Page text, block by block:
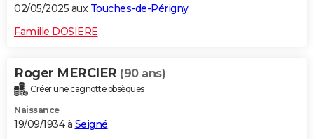
02/05/2025 aux Touches-de-Périgny
Famille DOSIERE
Roger MERCIER (90 ans)
Créer une cagnotte obsèques
Naissance
19/09/1934 à Seigné